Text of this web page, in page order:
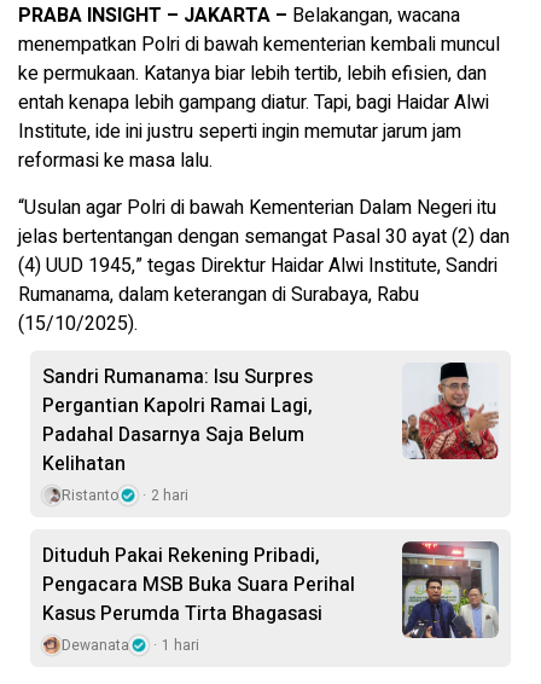
PRABA INSIGHT – JAKARTA – Belakangan, wacana
menempatkan Polri di bawah kementerian kembali muncul
ke permukaan. Katanya biar lebih tertib, lebih efisien, dan
entah kenapa lebih gampang diatur. Tapi, bagi Haidar Alwi
Institute, ide ini justru seperti ingin memutar jarum jam
reformasi ke masa lalu.
“Usulan agar Polri di bawah Kementerian Dalam Negeri itu
jelas bertentangan dengan semangat Pasal 30 ayat (2) dan
(4) UUD 1945,” tegas Direktur Haidar Alwi Institute, Sandri
Rumanama, dalam keterangan di Surabaya, Rabu
(15/10/2025).
Sandri Rumanama: Isu Surpres
Pergantian Kapolri Ramai Lagi,
Padahal Dasarnya Saja Belum
Kelihatan
Ristanto 2 hari
Dituduh Pakai Rekening Pribadi,
Pengacara MSB Buka Suara Perihal
Kasus Perumda Tirta Bhagasasi
Dewanata 1 hari